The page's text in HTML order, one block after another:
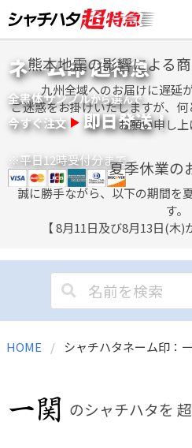
to
content
ネーム印 超特急
全書体サンプルから選んで
今すぐ注文 即日発送！
※平日12時受付分まで
熊本地震の影響による
九州全域へのお届けに遅延
ご迷惑をお掛けいたしますが、
お願い申し上
夏季休業の
誠に勝手ながら、以下の期間を
す。
【 8月11日及び8月13日(木)
HOME シャチハタネーム印：
のシャチハタを